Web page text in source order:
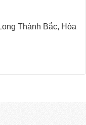
Thành Bắc, Hòa